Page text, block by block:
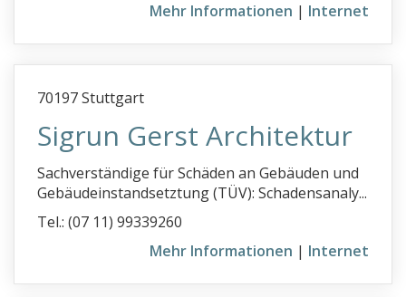
Mehr Informationen | Internet
70197 Stuttgart
Sigrun Gerst Architektur
Sachverständige für Schäden an Gebäuden und
Gebäudeinstandsetztung (TÜV): Schadensanaly...
Tel.: (07 11) 99339260
Mehr Informationen | Internet